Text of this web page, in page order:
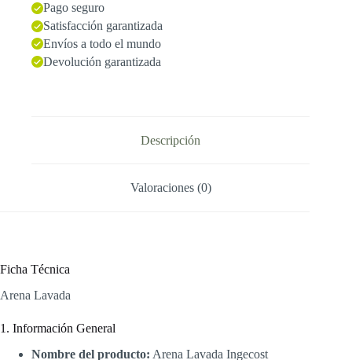
Pago seguro
Satisfacción garantizada
Envíos a todo el mundo
Devolución garantizada
Descripción
Valoraciones (0)
Ficha Técnica
Arena Lavada
1. Información General
Nombre del producto: Arena Lavada Ingecost